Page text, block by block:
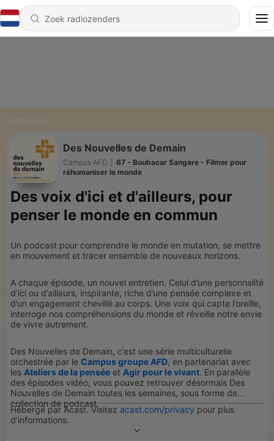
Podcasts
Des Nouvelles de Demain
Campus AFD
67 - Boubacar Sangare - Filmer pour
réhumaniser le monde
Des voix d'ici et d'ailleurs, pour
penser le monde en commun
Un podcast pour comprendre le monde en mutation, se mettre
en mouvement et tracer ensemble de nouveaux horizons.
A chaque épisode, un nouvel entretien. Celui d’une personnalité
d’ici ou d’ailleurs, inspirante, riche d’une pensée complexe et
d’un engagement chevillé au corps. Une voix qui capte l’oreille,
interroge nos compréhensions du monde et réveille notre envie
de vivre autrement.
Des Nouvelles de Demain, c’est une série multiculturelle
orchestrée par le Campus groupe AFD, en partenariat avec
les Ateliers de la pensée et Agir pour le vivant. En parallèle
des épisodes vidéo, vous pouvez retrouver désormais Des
Nouvelles de Demain toutes les semaines, sous forme de
collection de podcast.
Hébergé par Acast. Visitez acast.com/privacy pour plus
d'informations.